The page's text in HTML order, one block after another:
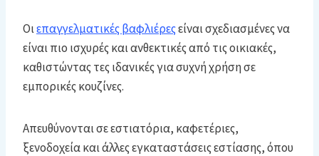
Οιεπαγγελματικές βαφλιέρεςείναι σχεδιασμένες να
είναι πιο ισχυρές και ανθεκτικές από τις οικιακές,
καθιστώντας τες ιδανικές για συχνή χρήση σε
εμπορικές κουζίνες.
Απευθύνονται σε εστιατόρια, καφετέριες,
ξενοδοχεία και άλλες εγκαταστάσεις εστίασης, όπου